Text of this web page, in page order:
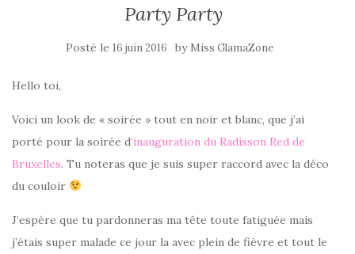
Party Party
Posté le 16 juin 2016 by Miss GlamaZone
Hello toi,
Voici un look de « soirée » tout en noir et blanc, que j’ai
porté pour la soirée d‘inauguration du Radisson Red de
Bruxelles. Tu noteras que je suis super raccord avec la déco
du couloir
J’espère que tu pardonneras ma tête toute fatiguée mais
j’étais super malade ce jour la avec plein de fièvre et tout le